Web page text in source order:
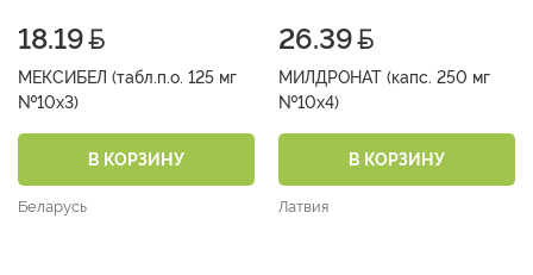
18.19
МЕКСИБЕЛ (табл.п.о. 125 мг
№10х3)
В КОРЗИНУ
Беларусь
26.39
МИЛДРОНАТ (капс. 250 мг
№10х4)
В КОРЗИНУ
Латвия